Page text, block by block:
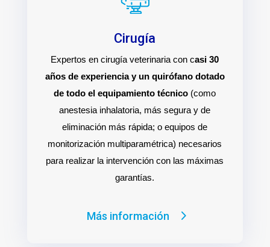
Cirugía
Expertos en cirugía veterinaria con casi 30
años de experiencia y un quirófano dotado
de todo el equipamiento técnico (como
anestesia inhalatoria, más segura y de
eliminación más rápida; o equipos de
monitorización multiparamétrica) necesarios
para realizar la intervención con las máximas
garantías.
Más información